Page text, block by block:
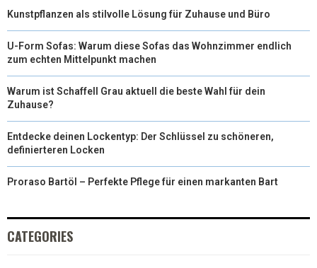
Kunstpflanzen als stilvolle Lösung für Zuhause und Büro
U-Form Sofas: Warum diese Sofas das Wohnzimmer endlich
zum echten Mittelpunkt machen
Warum ist Schaffell Grau aktuell die beste Wahl für dein
Zuhause?
Entdecke deinen Lockentyp: Der Schlüssel zu schöneren,
definierteren Locken
Proraso Bartöl – Perfekte Pflege für einen markanten Bart
CATEGORIES